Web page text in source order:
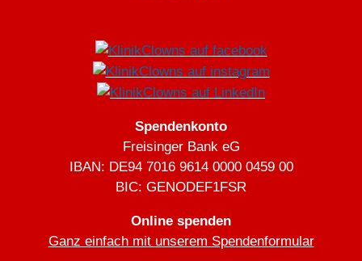
Spendenkonto
Freisinger Bank eG
IBAN: DE94 7016 9614 0000 0459 00
BIC: GENODEF1FSR
Online spenden
Ganz einfach mit unserem Spendenformular